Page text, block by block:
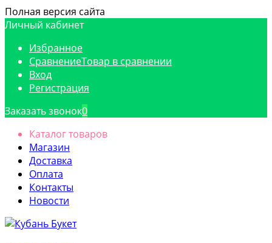
Полная версия сайта
Личный кабинет
Избранное
СравнениеТовар в сравнении
Вход
Регистрация
Заказать звонок0
Каталог товаров
Магазин
Доставка
Оплата
Контакты
Новости